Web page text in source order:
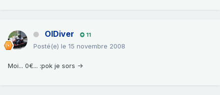
OlDiver 11
Posté(e) le 15 novembre 2008
Moi... 0€... :pok je sors ->